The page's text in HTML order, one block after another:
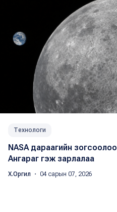
Технологи
NASA дараагийн зогсоолоо
Ангараг гэж зарлалаа
Х.Оргил ・ 04 сарын 07, 2026